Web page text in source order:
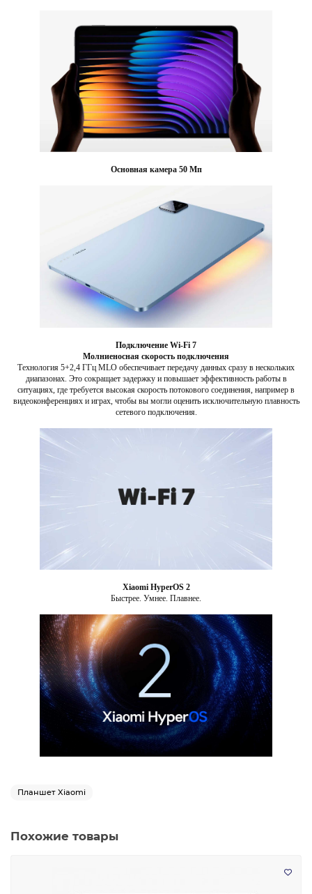
Основная камера 50 Мп
Подключение Wi-Fi 7
Молниеносная скорость подключения
Технология 5+2,4 ГГц MLO обеспечивает передачу данных сразу в нескольких
диапазонах. Это сокращает задержку и повышает эффективность работы в
ситуациях, где требуется высокая скорость потокового соединения, например в
видеоконференциях и играх, чтобы вы могли оценить исключительную плавность
сетевого подключения.
Xiaomi HyperOS 2
Быстрее. Умнее. Плавнее.
Планшет Xiaomi
Похожие товары